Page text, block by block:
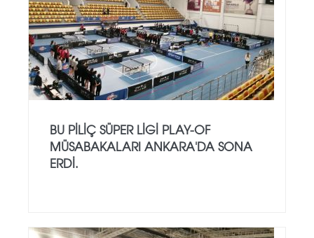
BU PİLİÇ SÜPER LİGİ PLAY-OF
MÜSABAKALARI ANKARA'DA SONA
ERDİ.